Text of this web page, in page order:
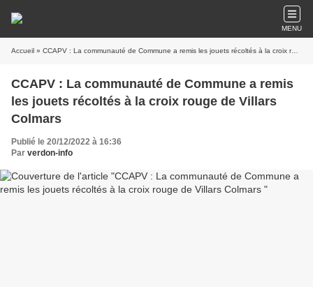
MENU
Accueil » CCAPV : La communauté de Commune a remis les jouets récoltés à la croix rouge de Villars Colmars
CCAPV : La communauté de Commune a remis
les jouets récoltés à la croix rouge de Villars
Colmars
Publié le 20/12/2022 à 16:36
Par verdon-info